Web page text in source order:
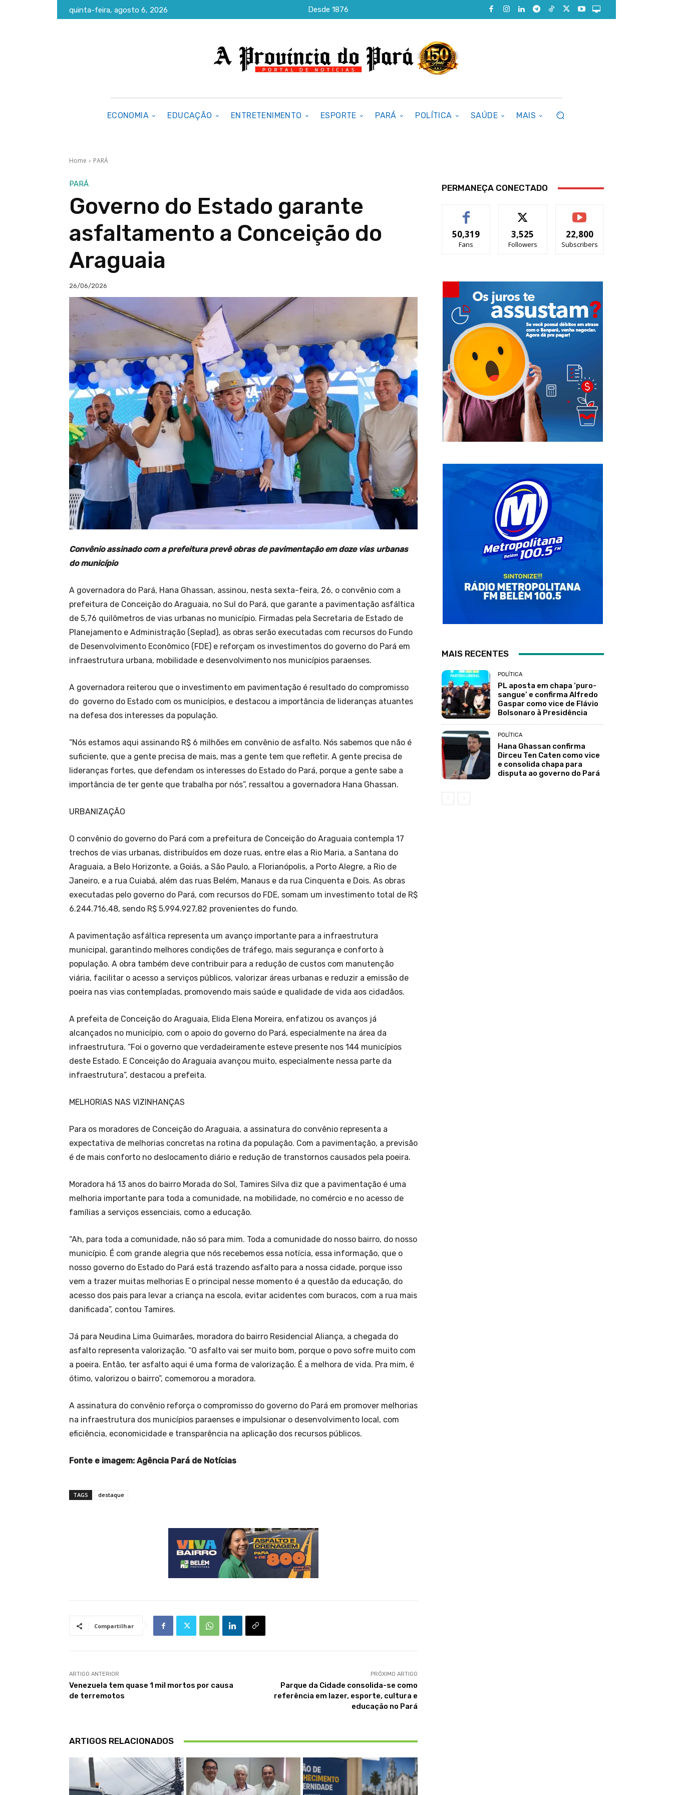
quinta-feira, agosto 6, 2026 Desde 1876
ECONOMIA EDUCAÇÃO ENTRETENIMENTO ESPORTE PARÁ POLÍTICA SAÚDE MAIS
Home PARÁ
PARÁ
Governo do Estado garante
asfaltamento a Conceição do
Araguaia
26/06/2026
Convênio assinado com a prefeitura prevê obras de pavimentação em doze vias urbanas
do município
A governadora do Pará, Hana Ghassan, assinou, nesta sexta-feira, 26, o convênio com a
prefeitura de Conceição do Araguaia, no Sul do Pará, que garante a pavimentação asfáltica
de 5,76 quilômetros de vias urbanas no município. Firmadas pela Secretaria de Estado de
Planejamento e Administração (Seplad), as obras serão executadas com recursos do Fundo
de Desenvolvimento Econômico (FDE) e reforçam os investimentos do governo do Pará em
infraestrutura urbana, mobilidade e desenvolvimento nos municípios paraenses.
A governadora reiterou que o investimento em pavimentação é resultado do compromisso
do governo do Estado com os municípios, e destacou a importância de lideranças atuantes
na defesa dos interesses da população.
“Nós estamos aqui assinando R$ 6 milhões em convênio de asfalto. Nós sabemos que não é
suficiente, que a gente precisa de mais, mas a gente tem que refletir. A gente precisa de
lideranças fortes, que defendam os interesses do Estado do Pará, porque a gente sabe a
importância de ter gente que trabalha por nós”, ressaltou a governadora Hana Ghassan.
URBANIZAÇÃO
O convênio do governo do Pará com a prefeitura de Conceição do Araguaia contempla 17
trechos de vias urbanas, distribuídos em doze ruas, entre elas a Rio Maria, a Santana do
Araguaia, a Belo Horizonte, a Goiás, a São Paulo, a Florianópolis, a Porto Alegre, a Rio de
Janeiro, e a rua Cuiabá, além das ruas Belém, Manaus e da rua Cinquenta e Dois. As obras
executadas pelo governo do Pará, com recursos do FDE, somam um investimento total de R$
6.244.716,48, sendo R$ 5.994.927,82 provenientes do fundo.
A pavimentação asfáltica representa um avanço importante para a infraestrutura
municipal, garantindo melhores condições de tráfego, mais segurança e conforto à
população. A obra também deve contribuir para a redução de custos com manutenção
viária, facilitar o acesso a serviços públicos, valorizar áreas urbanas e reduzir a emissão de
poeira nas vias contempladas, promovendo mais saúde e qualidade de vida aos cidadãos.
A prefeita de Conceição do Araguaia, Elida Elena Moreira, enfatizou os avanços já
alcançados no município, com o apoio do governo do Pará, especialmente na área da
infraestrutura. “Foi o governo que verdadeiramente esteve presente nos 144 municípios
deste Estado. E Conceição do Araguaia avançou muito, especialmente nessa parte da
infraestrutura”, destacou a prefeita.
MELHORIAS NAS VIZINHANÇAS
Para os moradores de Conceição do Araguaia, a assinatura do convênio representa a
expectativa de melhorias concretas na rotina da população. Com a pavimentação, a previsão
é de mais conforto no deslocamento diário e redução de transtornos causados pela poeira.
Moradora há 13 anos do bairro Morada do Sol, Tamires Silva diz que a pavimentação é uma
melhoria importante para toda a comunidade, na mobilidade, no comércio e no acesso de
famílias a serviços essenciais, como a educação.
“Ah, para toda a comunidade, não só para mim. Toda a comunidade do nosso bairro, do nosso
município. É com grande alegria que nós recebemos essa notícia, essa informação, que o
nosso governo do Estado do Pará está trazendo asfalto para a nossa cidade, porque isso
vem a trazer muitas melhorias E o principal nesse momento é a questão da educação, do
acesso dos pais para levar a criança na escola, evitar acidentes com buracos, com a rua mais
danificada”, contou Tamires.
Já para Neudina Lima Guimarães, moradora do bairro Residencial Aliança, a chegada do
asfalto representa valorização. “O asfalto vai ser muito bom, porque o povo sofre muito com
a poeira. Então, ter asfalto aqui é uma forma de valorização. É a melhora de vida. Pra mim, é
ótimo, valorizou o bairro”, comemorou a moradora.
A assinatura do convênio reforça o compromisso do governo do Pará em promover melhorias
na infraestrutura dos municípios paraenses e impulsionar o desenvolvimento local, com
eficiência, economicidade e transparência na aplicação dos recursos públicos.
Fonte e imagem: Agência Pará de Notícias
TAGS destaque
Compartilhar
ARTIGO ANTERIOR
Venezuela tem quase 1 mil mortos por causa
de terremotos
PRÓXIMO ARTIGO
Parque da Cidade consolida-se como
referência em lazer, esporte, cultura e
educação no Pará
ARTIGOS RELACIONADOS
PERMANEÇA CONECTADO
50,319
Fans
3,525
Followers
22,800
Subscribers
MAIS RECENTES
POLÍTICA
PL aposta em chapa ‘puro-
sangue’ e confirma Alfredo
Gaspar como vice de Flávio
Bolsonaro à Presidência
POLÍTICA
Hana Ghassan confirma
Dirceu Ten Caten como vice
e consolida chapa para
disputa ao governo do Pará